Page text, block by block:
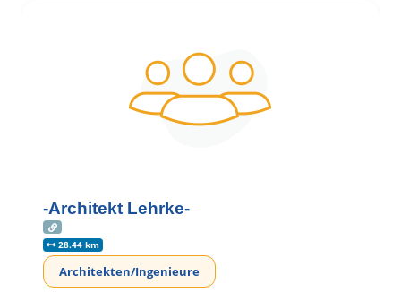
-Architekt Lehrke-
28.44 km
Architekten/Ingenieure